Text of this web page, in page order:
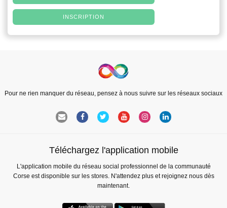
INSCRIPTION
Pour ne rien manquer du réseau, pensez à nous suivre sur les réseaux sociaux
Téléchargez l'application mobile
L'application mobile du réseau social professionnel de la communauté
Corse est disponible sur les stores. N'attendez plus et rejoignez nous dès
maintenant.